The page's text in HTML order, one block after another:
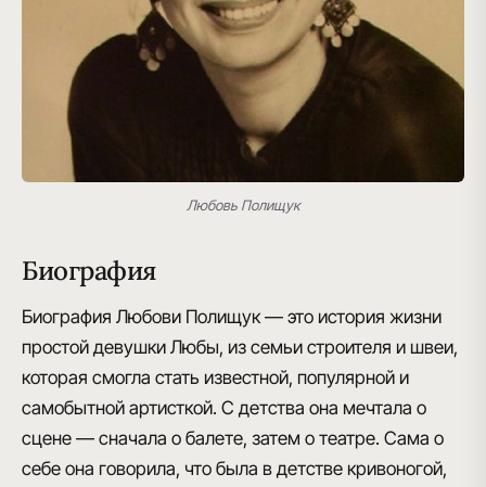
Любовь Полищук
Биография
Биография Любови Полищук — это история жизни
простой девушки Любы, из семьи строителя и швеи,
которая смогла стать известной, популярной и
самобытной артисткой. С детства она мечтала о
сцене — сначала о балете, затем о театре. Сама о
себе она говорила, что была в детстве кривоногой,